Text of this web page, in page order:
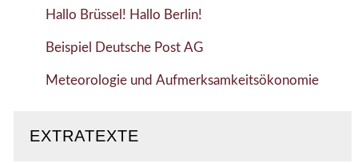
Hallo Brüssel! Hallo Berlin!
Beispiel Deutsche Post AG
Meteorologie und Aufmerksamkeitsökonomie
EXTRATEXTE